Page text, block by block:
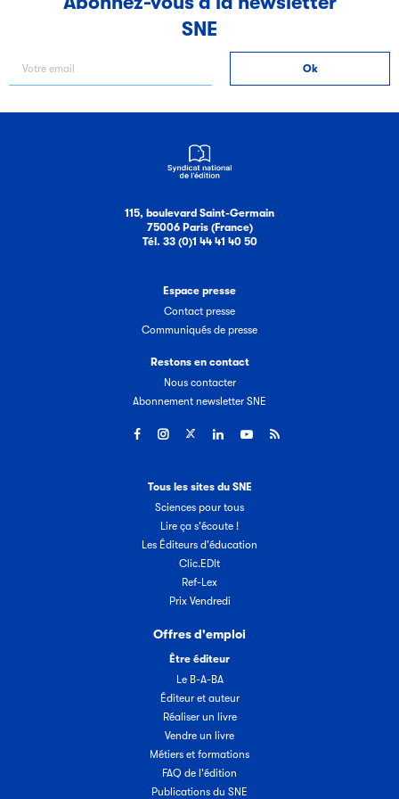
SNE
115, boulevard Saint-Germain
75006 Paris (France)
Tél. 33 (0)1 44 41 40 50
Espace presse
Contact presse
Communiqués de presse
Restons en contact
Nous contacter
Abonnement newsletter SNE
Tous les sites du SNE
Sciences pour tous
Lire ça s'écoute !
Les Éditeurs d'éducation
Clic.EDIt
Ref-Lex
Prix Vendredi
Offres d'emploi
Être éditeur
Le B-A-BA
Éditeur et auteur
Réaliser un livre
Vendre un livre
Métiers et formations
FAQ de l'édition
Publications du SNE
Filéas